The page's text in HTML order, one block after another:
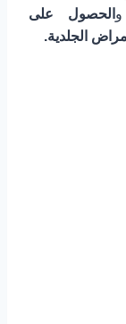
الحصول على
الجلدية.